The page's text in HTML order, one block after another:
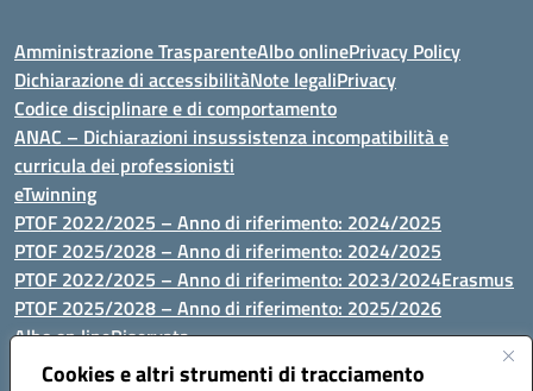
Cookies e altri strumenti di tracciamento
Amministrazione TrasparenteAlbo onlinePrivacy Policy
Dichiarazione di accessibilitàNote legaliPrivacy
Codice disciplinare e di comportamento
ANAC – Dichiarazioni insussistenza incompatibilità e
curricula dei professionisti
eTwinning
PTOF 2022/2025 – Anno di riferimento: 2024/2025
PTOF 2025/2028 – Anno di riferimento: 2024/2025
PTOF 2022/2025 – Anno di riferimento: 2023/2024Erasmus
PTOF 2025/2028 – Anno di riferimento: 2025/2026
Albo on lineRiservata
P.N. Dotazione di attrezzature per le palestre